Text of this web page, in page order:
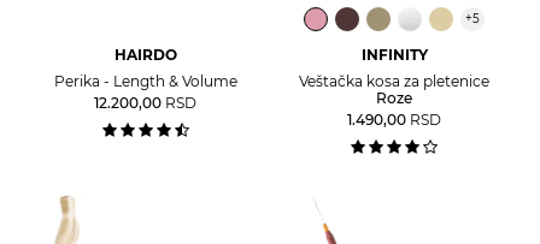
HAIRDO
Perika - Length & Volume
12.200,00 RSD
+5
INFINITY
Veštačka kosa za pletenice
Roze
1.490,00 RSD